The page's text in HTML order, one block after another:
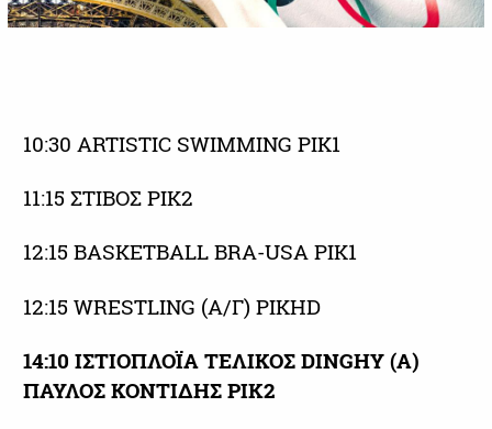
10:30 ARTISTIC SWIMMING ΡΙΚ1
11:15 ΣΤΙΒΟΣ ΡΙΚ2
12:15 BASKETBALL BRA-USA ΡΙΚ1
12:15 WRESTLING (Α/Γ) ΡΙΚHD
14:10 ΙΣΤΙΟΠΛΟΪΑ ΤΕΛΙΚΟΣ DINGHY (A)
ΠΑΥΛΟΣ ΚΟΝΤΙΔΗΣ ΡΙΚ2